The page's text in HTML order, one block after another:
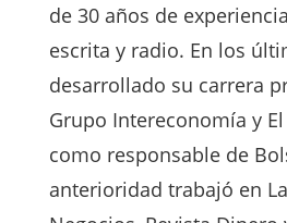
de 30 años de
escrita y radio. En los
desarrollado su carrera
Grupo Intereconomía y
como responsable de
anterioridad trabajó en